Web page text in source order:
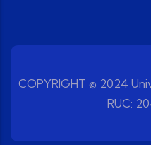
COPYRIGHT © 2024
RUC: